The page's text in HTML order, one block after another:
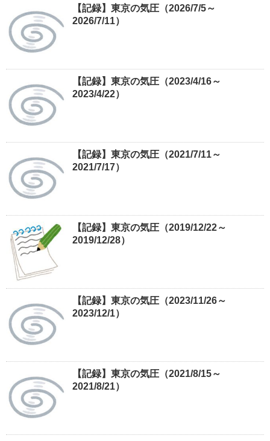
【記録】東京の気圧（2026/7/5～
2026/7/11）
【記録】東京の気圧（2023/4/16～
2023/4/22）
【記録】東京の気圧（2021/7/11～
2021/7/17）
【記録】東京の気圧（2019/12/22～
2019/12/28）
【記録】東京の気圧（2023/11/26～
2023/12/1）
【記録】東京の気圧（2021/8/15～
2021/8/21）